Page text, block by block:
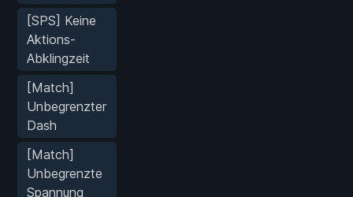
[SPS] Keine
Aktions-
Abklingzeit
[Match]
Unbegrenzter
Dash
[Match]
Unbegrenzte
Spannung